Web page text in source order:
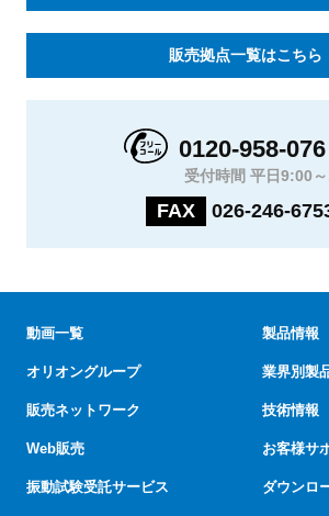
販売拠点一覧はこちら
0120-958-076
受付時間 平日9:00
FAX 026-246-
動画一覧
オリオングループ
販売ネットワーク
Web販売
振動試験受託サービス
製品情報
業界別製
技術情報
お客様サ
ダウンロ